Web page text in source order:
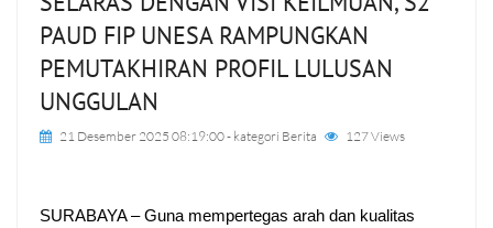
PAUD FIP UNESA RAMPUNGKAN
PEMUTAKHIRAN PROFIL LULUSAN
UNGGULAN
21 Desember 2025 08:19:00- kategori Berita 127 Views
SURABAYA – Guna mempertegas arah dan kualitas